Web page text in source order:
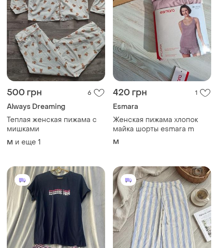
500 грн 6
Always Dreaming
Теплая женская пижама с
мишками
M и еще 1
420 грн 1
Esmara
Женская пижама хлопок
майка шорты esmara m
M